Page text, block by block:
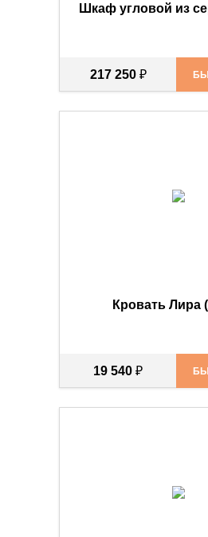
Шкаф угловой из
217 250 ₽
Кровать Лира
19 540 ₽